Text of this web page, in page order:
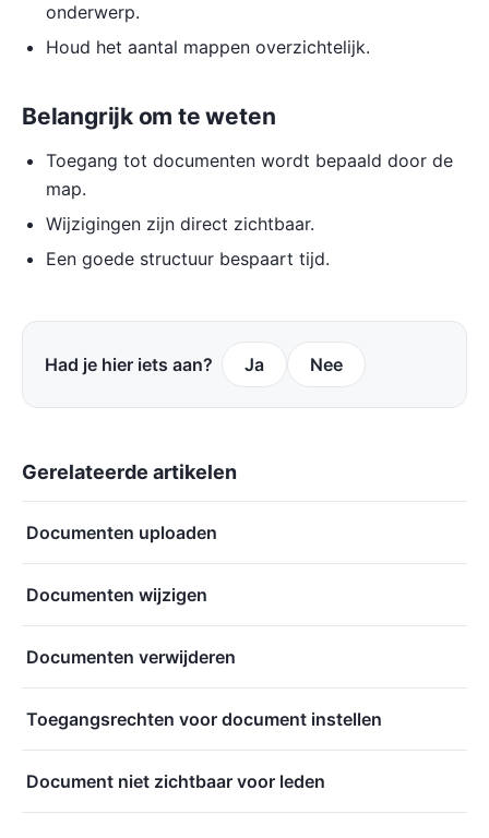
onderwerp.
Houd het aantal mappen overzichtelijk.
Belangrijk om te weten
Toegang tot documenten wordt bepaald door de
map.
Wijzigingen zijn direct zichtbaar.
Een goede structuur bespaart tijd.
Had je hier iets aan? Ja Nee
Gerelateerde artikelen
Documenten uploaden
Documenten wijzigen
Documenten verwijderen
Toegangsrechten voor document instellen
Document niet zichtbaar voor leden